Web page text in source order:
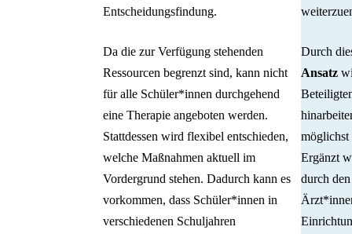
Entscheidungsfindung.
Da die zur Verfügung stehenden
Ressourcen begrenzt sind, kann nicht
für alle Schüler*innen durchgehend
eine Therapie angeboten werden.
Stattdessen wird flexibel entschieden,
welche Maßnahmen aktuell im
Vordergrund stehen. Dadurch kann es
vorkommen, dass Schüler*innen in
verschiedenen Schuljahren
Durch
Ansatz
Ergänzt
durch